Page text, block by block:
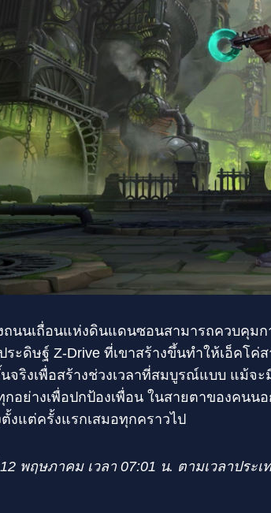
ถนนเถื่อนแห่งดินแดนซอนสามารถควบคุม
ระดิษฐ์ Z-Drive ที่เขาสร้างขึ้นทำให้เอ็คโค่
จริงเพื่อสร้างช่วงเวลาที่สมบูรณ์แบบ แม้จ
อย่างเพื่อปกป้องเพื่อน ในสายตาของคนน
งแต่ครั้งแรกเสมอทุกคราวไป
พฤษภาคม เวลา 07:01 น. ตามเวลาประเ